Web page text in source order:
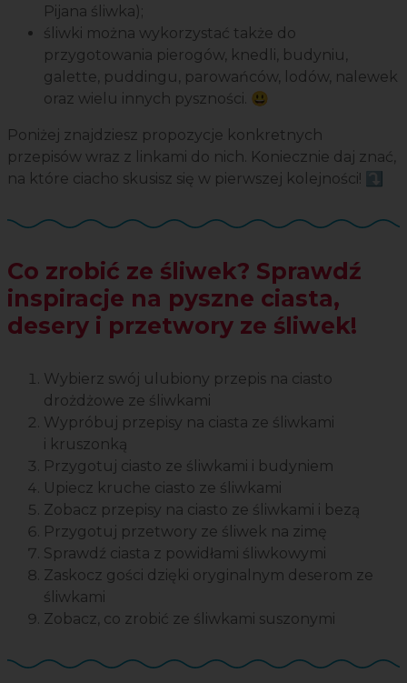
Pijana śliwka);
śliwki można wykorzystać także do
przygotowania pierogów, knedli, budyniu,
galette, puddingu, parowańców, lodów, nalewek
oraz wielu innych pyszności. 😃
Poniżej znajdziesz propozycje konkretnych
przepisów wraz z linkami do nich. Koniecznie daj znać,
na które ciacho skusisz się w pierwszej kolejności! ⤵️
Co zrobić ze śliwek? Sprawdź
inspiracje na pyszne ciasta,
desery i przetwory ze śliwek!
Wybierz swój ulubiony przepis na ciasto
drożdżowe ze śliwkami
Wypróbuj przepisy na ciasta ze śliwkami
i kruszonką
Przygotuj ciasto ze śliwkami i budyniem
Upiecz kruche ciasto ze śliwkami
Zobacz przepisy na ciasto ze śliwkami i bezą
Przygotuj przetwory ze śliwek na zimę
Sprawdź ciasta z powidłami śliwkowymi
Zaskocz gości dzięki oryginalnym deserom ze
śliwkami
Zobacz, co zrobić ze śliwkami suszonymi